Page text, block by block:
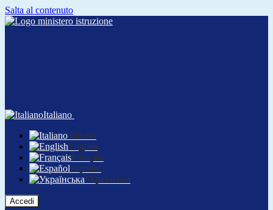
Salta al contenuto
Italiano
Italiano
English
Français
Español
Українська
Accedi